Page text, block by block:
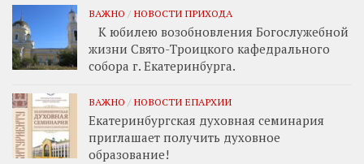
ВАЖНО / НОВОСТИ ПРИХОДА
К юбилею возобновления Богослужебной
жизни Свято-Троицкого кафедрального
собора г. Екатеринбурга.
ВАЖНО / НОВОСТИ ЕПАРХИИ
Екатеринбургская духовная семинария
приглашает получить духовное
образование!